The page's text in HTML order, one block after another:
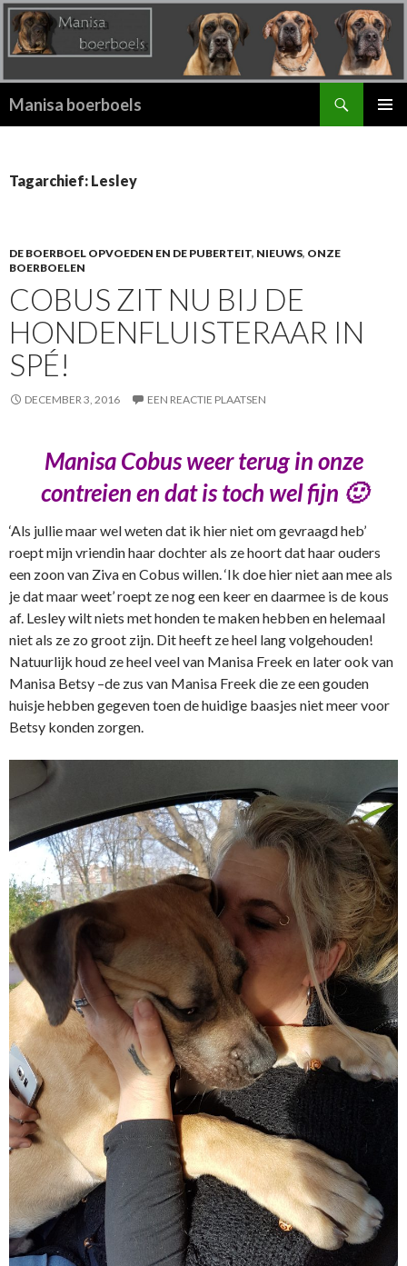
Manisa boerboels
Tagarchief: Lesley
DE BOERBOEL OPVOEDEN EN DE PUBERTEIT, NIEUWS, ONZE
BOERBOELEN
COBUS ZIT NU BIJ DE
HONDENFLUISTERAAR IN
SPÉ!
DECEMBER 3, 2016 EEN REACTIE PLAATSEN
Manisa Cobus weer terug in onze
contreien en dat is toch wel fijn 🙂
‘Als jullie maar wel weten dat ik hier niet om gevraagd heb’
roept mijn vriendin haar dochter als ze hoort dat haar ouders
een zoon van Ziva en Cobus willen. ‘Ik doe hier niet aan mee als
je dat maar weet’ roept ze nog een keer en daarmee is de kous
af. Lesley wilt niets met honden te maken hebben en helemaal
niet als ze zo groot zijn. Dit heeft ze heel lang volgehouden!
Natuurlijk houd ze heel veel van Manisa Freek en later ook van
Manisa Betsy –de zus van Manisa Freek die ze een gouden
huisje hebben gegeven toen de huidige baasjes niet meer voor
Betsy konden zorgen.